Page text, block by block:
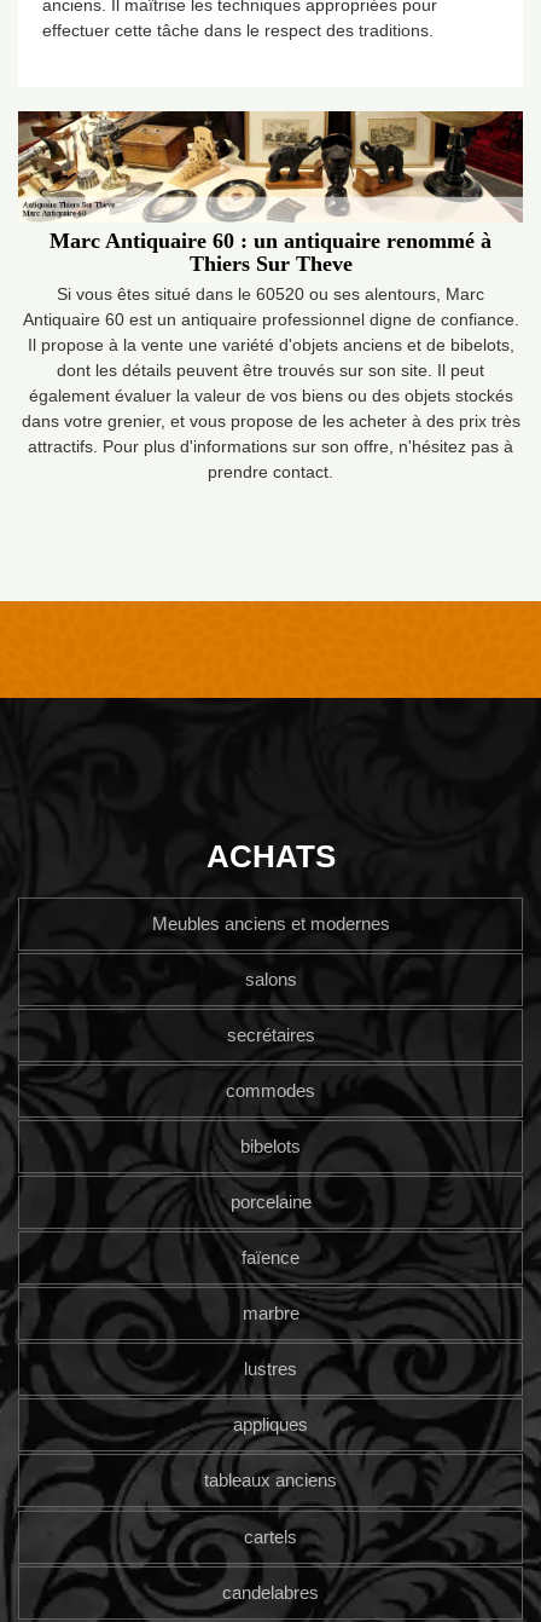
anciens. Il maîtrise les techniques appropriées pour
effectuer cette tâche dans le respect des traditions.
Marc Antiquaire 60 : un antiquaire renommé à
Thiers Sur Theve
Si vous êtes situé dans le 60520 ou ses alentours, Marc
Antiquaire 60 est un antiquaire professionnel digne de confiance.
Il propose à la vente une variété d'objets anciens et de bibelots,
dont les détails peuvent être trouvés sur son site. Il peut
également évaluer la valeur de vos biens ou des objets stockés
dans votre grenier, et vous propose de les acheter à des prix très
attractifs. Pour plus d'informations sur son offre, n'hésitez pas à
prendre contact.
ACHATS
Meubles anciens et modernes
salons
secrétaires
commodes
bibelots
porcelaine
faïence
marbre
lustres
appliques
tableaux anciens
cartels
candelabres